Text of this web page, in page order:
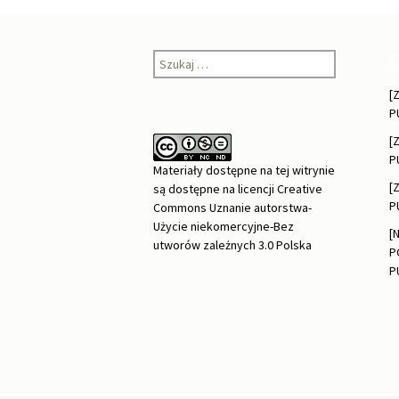
Szukaj:
Materiały dostępne na tej witrynie
są dostępne na licencji Creative
Commons Uznanie autorstwa-
Użycie niekomercyjne-Bez
utworów zależnych 3.0 Polska